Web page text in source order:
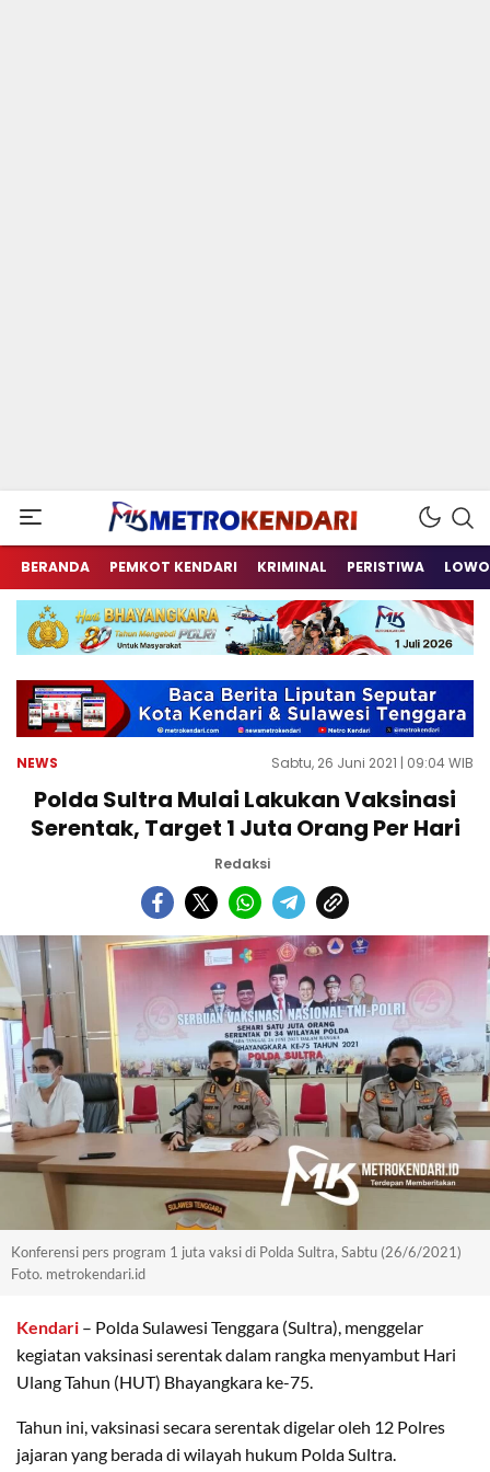
metrokendari
Berita Terkini Sulawesi Tenggara
BERANDA PEMKOT KENDARI KRIMINAL PERISTIWA
NEWS Sabtu, 26 Juni 2021 | 09:04 WIB
Polda Sultra Mulai Lakukan Vaksinasi
Serentak, Target 1 Juta Orang Per Hari
Redaksi
Konferensi pers program 1 juta vaksi di Polda Sultra, Sabtu (26/6/2021)
Foto. metrokendari.id
Kendari – Polda Sulawesi Tenggara (Sultra), menggelar
kegiatan vaksinasi serentak dalam rangka menyambut Hari
Ulang Tahun (HUT) Bhayangkara ke-75.
Tahun ini, vaksinasi secara serentak digelar oleh 12 Polres
jajaran yang berada di wilayah hukum Polda Sultra.